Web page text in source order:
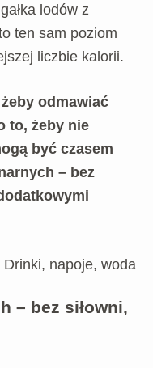
lodów z
ten sam poziom
liczbie kalorii.
odmawiać
to, żeby nie
być czasem
– bez
– bez siłowni,